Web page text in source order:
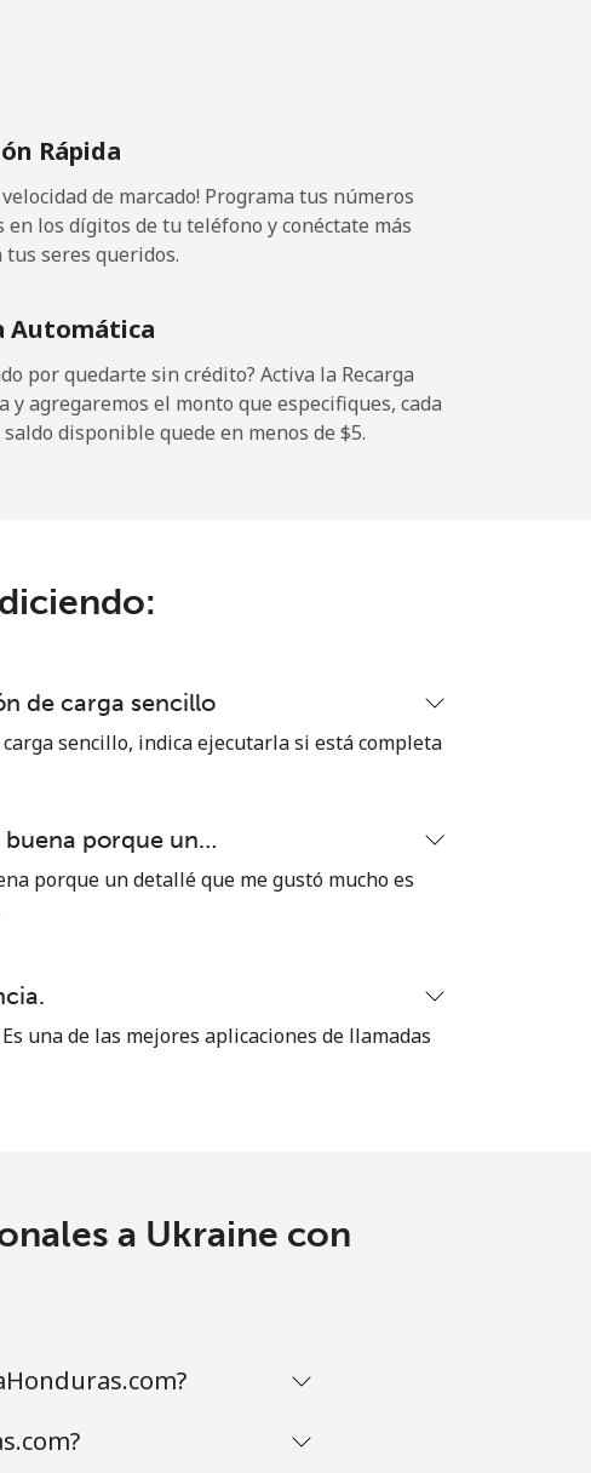
-
Rápida
de marcado! Programa tus números
en los dígitos de tu teléfono y conéctate más
tus seres queridos.
Automática
por quedarte sin crédito? Activa la Recarga
y agregaremos el monto que especifiques, cada
disponible quede en menos de ⁦$5⁩.
de carga sencillo
carga sencillo, indica ejecutarla si está completa
porque un…
porque un detallé que me gustó mucho es
una de las mejores aplicaciones de llamadas
a Ukraine con